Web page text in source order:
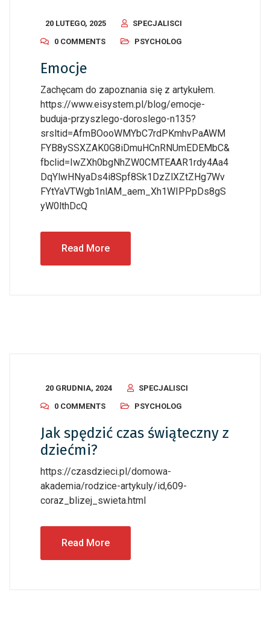
20 LUTEGO, 2025
SPECJALISCI
0 COMMENTS
PSYCHOLOG
Emocje
Zachęcam do zapoznania się z artykułem.
https://www.eisystem.pl/blog/emocje-
buduja-przyszlego-doroslego-n135?
srsltid=AfmBOooWMYbC7rdPKmhvPaAWM
FYB8ySSXZAK0G8iDmuHCnRNUmEDEMbC&
fbclid=IwZXh0bgNhZW0CMTEAAR1rdy4Aa4
DqYlwHNyaDs4i8Spf8Sk1DzZlXZtZHg7Wv
FYtYaVTWgb1nlAM_aem_Xh1WIPPpDs8gS
yW0lthDcQ
Read More
20 GRUDNIA, 2024
SPECJALISCI
0 COMMENTS
PSYCHOLOG
Jak spędzić czas świąteczny z
dziećmi?
https://czasdzieci.pl/domowa-
akademia/rodzice-artykuly/id,609-
coraz_blizej_swieta.html
Read More